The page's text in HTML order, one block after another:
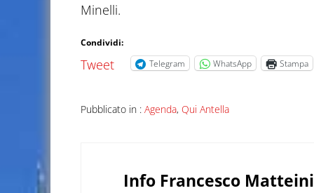
Minelli.
Condividi:
Tweet Telegram WhatsApp Stampa
Pubblicato in : Agenda, Qui Antella
Info Francesco Matteini